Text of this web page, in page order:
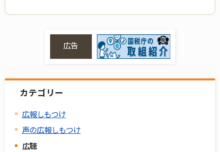
広告
カテゴリー
広報しもつけ
声の広報しもつけ
広聴